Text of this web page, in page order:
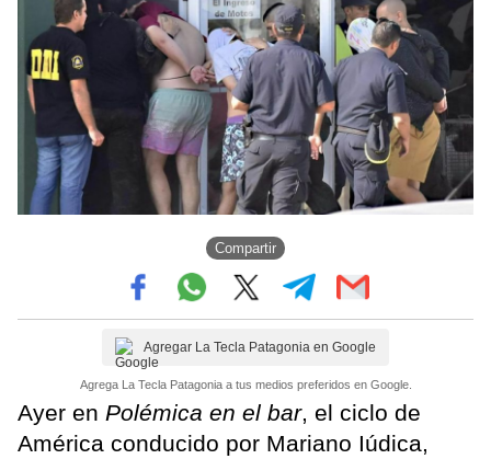
Compartir
Agregar La Tecla Patagonia en Google
Agrega La Tecla Patagonia a tus medios preferidos en Google.
Ayer en Polémica en el bar, el ciclo de
América conducido por Mariano Iúdica,